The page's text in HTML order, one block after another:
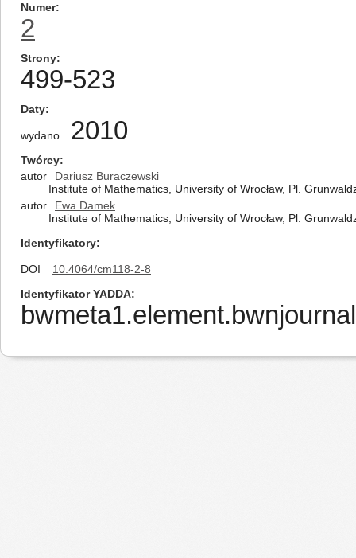
Numer
2
Strony
499-523
Daty
wydano 2010
Twórcy
autor
Dariusz Buraczewski
Institute of Mathematics, University of Wrocław, Pl.
autor
Ewa Damek
Institute of Mathematics, University of Wrocław, Pl.
Identyfikatory
DOI
10.4064/cm118-2-8
Identyfikator YADDA